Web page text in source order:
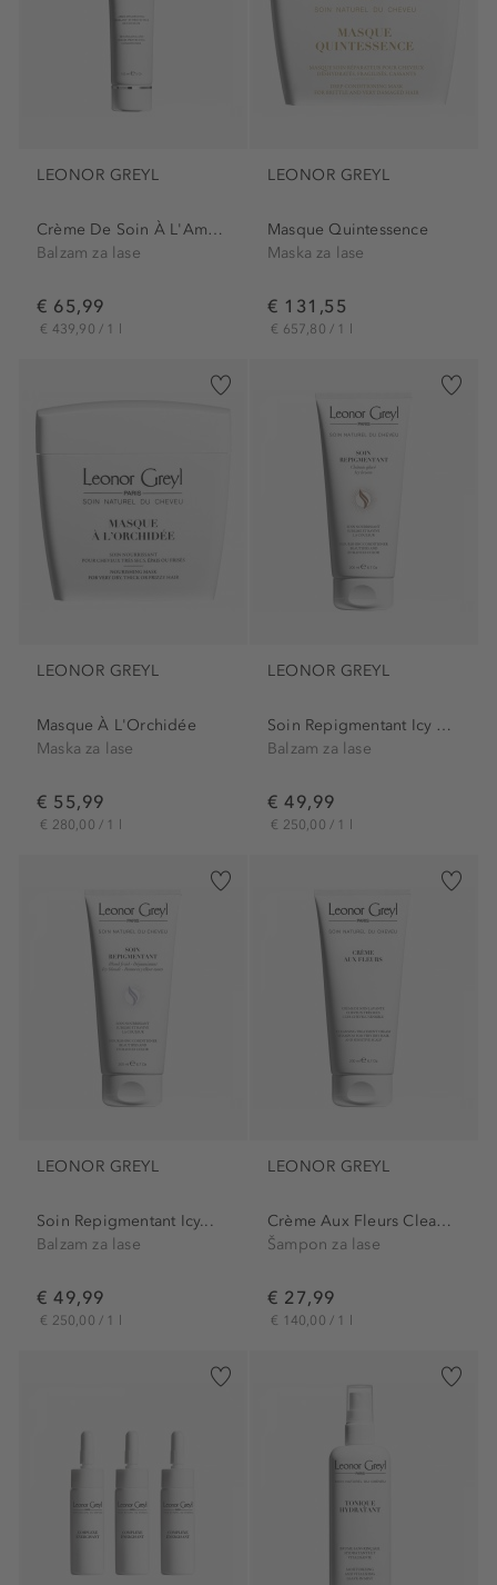
LEONOR GREYL
Crème De Soin À L'Amarante
Balzam za lase
€ 65,99
€ 439,90 / 1 l
LEONOR GREYL
Masque Quintessence
Maska za lase
€ 131,55
€ 657,80 / 1 l
LEONOR GREYL
Masque À L'Orchidée
Maska za lase
€ 55,99
€ 280,00 / 1 l
LEONOR GREYL
Soin Repigmentant Icy Brown...
Balzam za lase
€ 49,99
€ 250,00 / 1 l
LEONOR GREYL
Soin Repigmentant Icy...
Balzam za lase
€ 49,99
€ 250,00 / 1 l
LEONOR GREYL
Crème Aux Fleurs Cleansing...
Šampon za lase
€ 27,99
€ 140,00 / 1 l